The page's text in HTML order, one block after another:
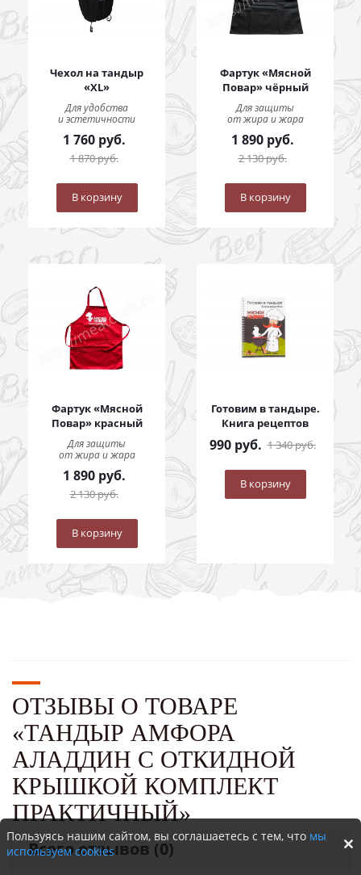
Чехол на тандыр
«XL»
Для удобства
и эстетичности
1 760руб.
1 870руб.
В корзину
Фартук «Мясной
Повар» чёрный
Для защиты
от жира и жара
1 890руб.
2 130руб.
В корзину
Фартук «Мясной
Повар» красный
Для защиты
от жира и жара
1 890руб.
2 130руб.
В корзину
Готовим в тандыре.
Книга рецептов
990руб. 1 340руб.
В корзину
ОТЗЫВЫ О ТОВАРЕ
«ТАНДЫР АМФОРА
АЛАДДИН С ОТКИДНОЙ
КРЫШКОЙ КОМПЛЕКТ
ПРАКТИЧНЫЙ»
Всего отзывов (0)
Пользуясь нашим сайтом, вы соглашаетесь с тем, что мы
используем cookies